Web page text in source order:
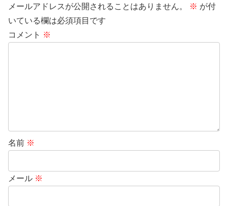
メールアドレスが公開されることはありません。 ※ が付
いている欄は必須項目です
コメント ※
名前 ※
メール ※